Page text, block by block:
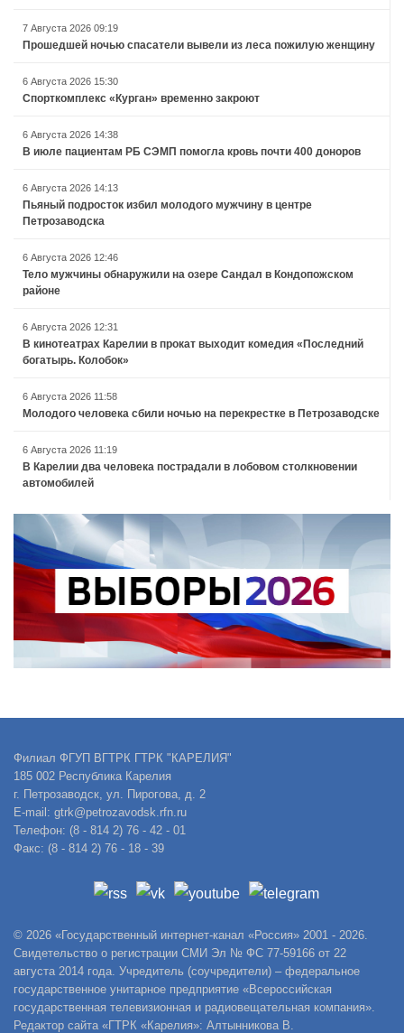
7 Августа 2026 09:19
Прошедшей ночью спасатели вывели из леса пожилую женщину
6 Августа 2026 15:30
Спорткомплекс «Курган» временно закроют
6 Августа 2026 14:38
В июле пациентам РБ СЭМП помогла кровь почти 400 доноров
6 Августа 2026 14:13
Пьяный подросток избил молодого мужчину в центре
Петрозаводска
6 Августа 2026 12:46
Тело мужчины обнаружили на озере Сандал в Кондопожском
районе
6 Августа 2026 12:31
В кинотеатрах Карелии в прокат выходит комедия «Последний
богатырь. Колобок»
6 Августа 2026 11:58
Молодого человека сбили ночью на перекрестке в Петрозаводске
6 Августа 2026 11:19
В Карелии два человека пострадали в лобовом столкновении
автомобилей
Филиал ФГУП ВГТРК ГТРК "КАРЕЛИЯ"
185 002 Республика Карелия
г. Петрозаводск, ул. Пирогова, д. 2
E-mail: gtrk@petrozavodsk.rfn.ru
Телефон: (8 - 814 2) 76 - 42 - 01
Факс: (8 - 814 2) 76 - 18 - 39
© 2026 «Государственный интернет-канал «Россия» 2001 - 2026.
Свидетельство о регистрации СМИ Эл № ФС 77-59166 от 22
августа 2014 года. Учредитель (соучредители) – федеральное
государственное унитарное предприятие «Всероссийская
государственная телевизионная и радиовещательная компания».
Редактор сайта «ГТРК «Карелия»: Алтынникова В.